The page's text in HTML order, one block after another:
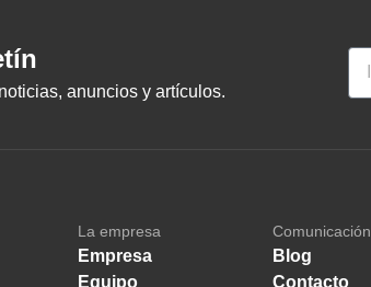
anuncios y artículos.
La empresa
Empresa
Equipo
Comunicación
Blog
Contacto